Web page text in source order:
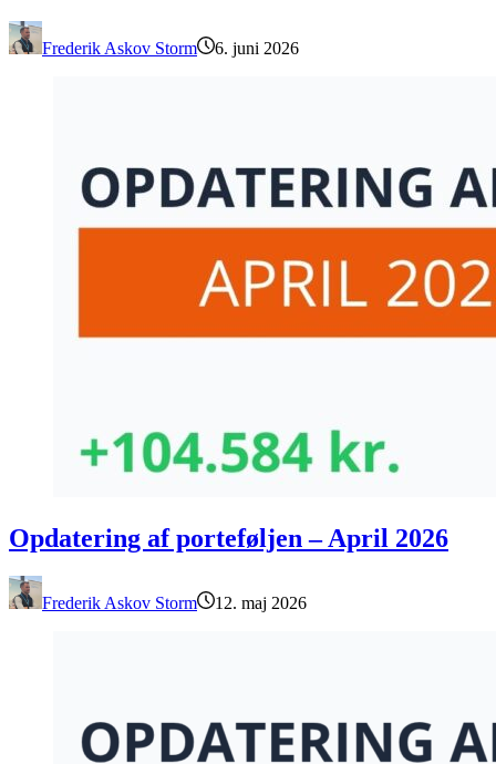
Frederik Askov Storm 6. juni 2026
Opdatering af porteføljen – April 2026
Frederik Askov Storm 12. maj 2026